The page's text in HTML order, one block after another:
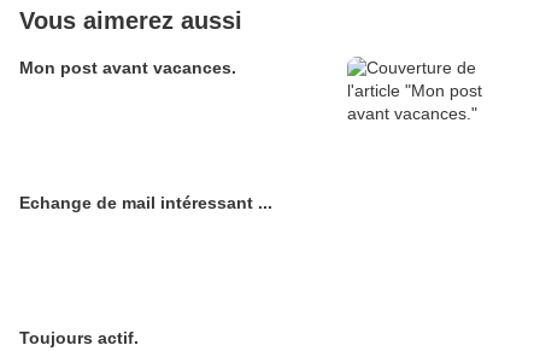
Vous aimerez aussi
Mon post avant vacances.
Echange de mail intéressant ...
Toujours actif.